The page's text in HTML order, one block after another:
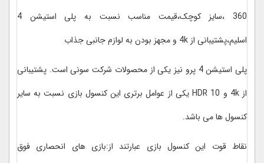
360 ،سایز کوچک،قیمت مناسب نسبت به پلی استیشن 4
اسلیم،پشتیبانی از 4k و مجهز بودن به لوازم جانبی جذاب
پلی استیشن 4 پرو نیز یکی از محصولات شرکت سونی است. پشتیبانی
از 4k و HDR 10 یکی از عوامل برتری این کنسول بازی نسبت به سایر
کنسول ها می باشد.
نقاط قوت این کنسول بازی عبارتند از:بازی های انحصاری فوق